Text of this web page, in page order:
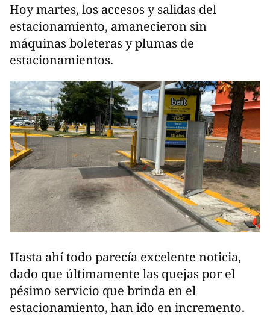
Hoy martes, los accesos y salidas del
estacionamiento, amanecieron sin
máquinas boleteras y plumas de
estacionamientos.
Hasta ahí todo parecía excelente noticia,
dado que últimamente las quejas por el
pésimo servicio que brinda en el
estacionamiento, han ido en incremento.